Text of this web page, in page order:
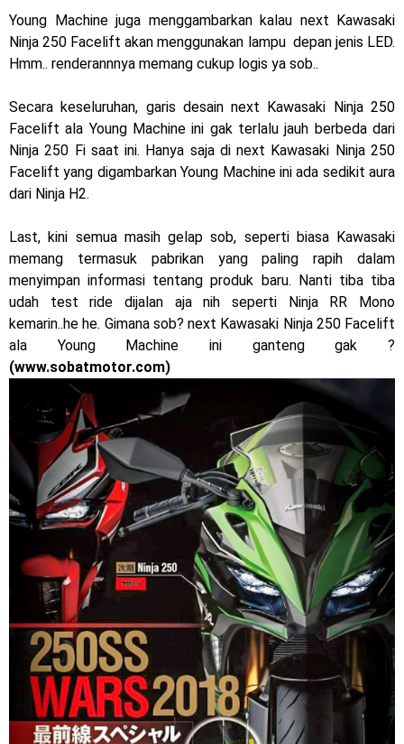
Yamaha Indonesia resmi luncurkan Nmax 155 Turbo
Sudah pakai winglet Karbon, Yamaha resmi merilis YZF-R1
dan YZF-R1M model 2025 !
Begini penampakan livery Kawasaki Ninja ZX-25RR KRT
Edition 2025
Yamaha Rilis New R15M versi 2024, makin sangar !
Penampakan tim Red Bull KTM Factory Racing musim 2024 !
MotoGP : Francesco Bagnaia Juara Dunia MotoGP musim
2023 !
Honda Rilis CBR1000RR-R 2023 Anniversary Edition !
MotoGP Amerika : Alex Rins berhasil juara pertama dan
perdana di tim LCR Honda !
Ngabuburide Yamaha Wr 155 R, Para Bikers Menikmati
Indahnya Sore di Kota Medan
Impresi pertama Kawasaki Ninja ZX-4RR 2023 yang cuma
ada 2 dikota Medan !
Event Customaxi & Yard Built 2023 Resmi Dimulai !
Senin, 10 Agustus
Young Machine juga menggambarkan kalau next Kawasaki
Ninja 250 Facelift akan menggunakan lampu depan jenis LED.
Hmm.. renderannnya memang cukup logis ya sob..
Secara keseluruhan, garis desain next Kawasaki Ninja 250
Facelift ala Young Machine ini gak terlalu jauh berbeda dari
Ninja 250 Fi saat ini. Hanya saja di next Kawasaki Ninja 250
Facelift yang digambarkan Young Machine ini ada sedikit aura
dari Ninja H2.
Last, kini semua masih gelap sob, seperti biasa Kawasaki
memang termasuk pabrikan yang paling rapih dalam
menyimpan informasi tentang produk baru. Nanti tiba tiba
udah test ride dijalan aja nih seperti Ninja RR Mono
kemarin..he he. Gimana sob? next Kawasaki Ninja 250 Facelift
ala Young Machine ini ganteng gak ?
(www.sobatmotor.com)